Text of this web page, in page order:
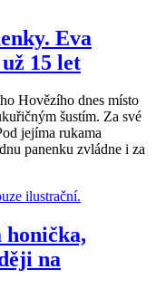
Eva
15 let
Hovězího dnes místo
šustím. Za své
jejíma rukama
panenku zvládne i za
na